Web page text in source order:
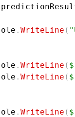
. WriteLine (
. WriteLine (
. WriteLine (
. WriteLine (